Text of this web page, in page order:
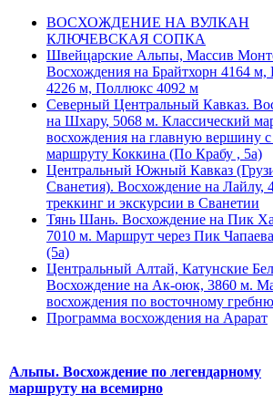
ВОСХОЖДЕНИЕ НА ВУЛКАН
КЛЮЧЕВСКАЯ СОПКА
Швейцарские Альпы, Массив
Восхождения на Брайтхорн 4164 м,
4226 м, Поллюкс 4092 м
Северный Центральный Кавказ.
на Шхару, 5068 м. Классический
восхождения на главную вершину
маршруту Коккина (По Крабу , 5а)
Центральный Южный Кавказ
Сванетия). Восхождение на Лайлу,
треккинг и экскурсии в Сванетии
Тянь Шань. Восхождение на Пик
7010 м. Маршрут через Пик
(5а)
Центральный Алтай, Катунские
Восхождение на Ак-оюк, 3860 м.
восхождения по восточному гребню
Программа восхождения на Арарат
Альпы. Восхождение по легендарному
маршруту на всемирно